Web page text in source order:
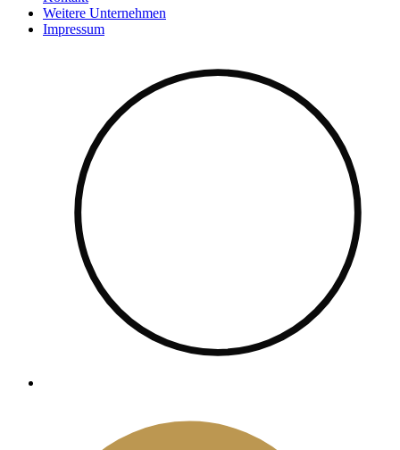
Weitere Unternehmen
Impressum